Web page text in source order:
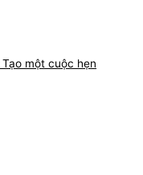
một cuộc hẹn